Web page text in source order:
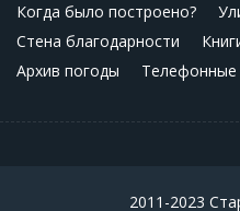
Когда было построено?
Стена благодарности
Архив погоды
Телефонные
2011-2023